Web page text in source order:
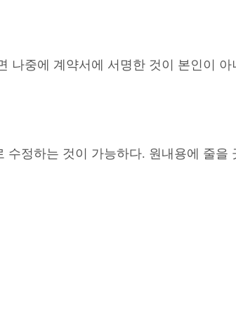
중에 계약서에 서명한 것이 본인이
정하는 것이 가능하다. 원내용에 줄